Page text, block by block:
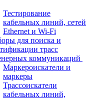
Тестирование
кабельных линий, сетей
Ethernet и Wi-Fi
для поиска и
трасс
коммуникаций
Маркероискатели и
маркеры
Трассоискатели
кабельных линий,